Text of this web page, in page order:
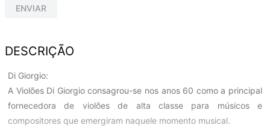
ENVIAR
DESCRIÇÃO
Di Giorgio:
A Violões Di Giorgio consagrou-se nos anos 60 como a principal
fornecedora de violões de alta classe para músicos e
compositores que emergiram naquele momento musical.